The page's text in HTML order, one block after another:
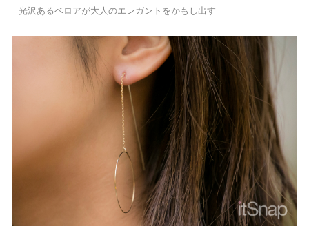
光沢あるベロアが大人のエレガントをかもし出す